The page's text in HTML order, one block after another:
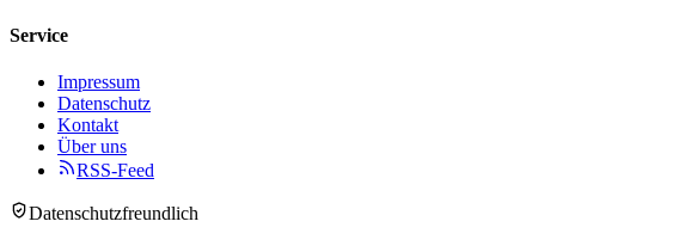
Service
Impressum
Datenschutz
Kontakt
Über uns
RSS-Feed
Datenschutzfreundlich